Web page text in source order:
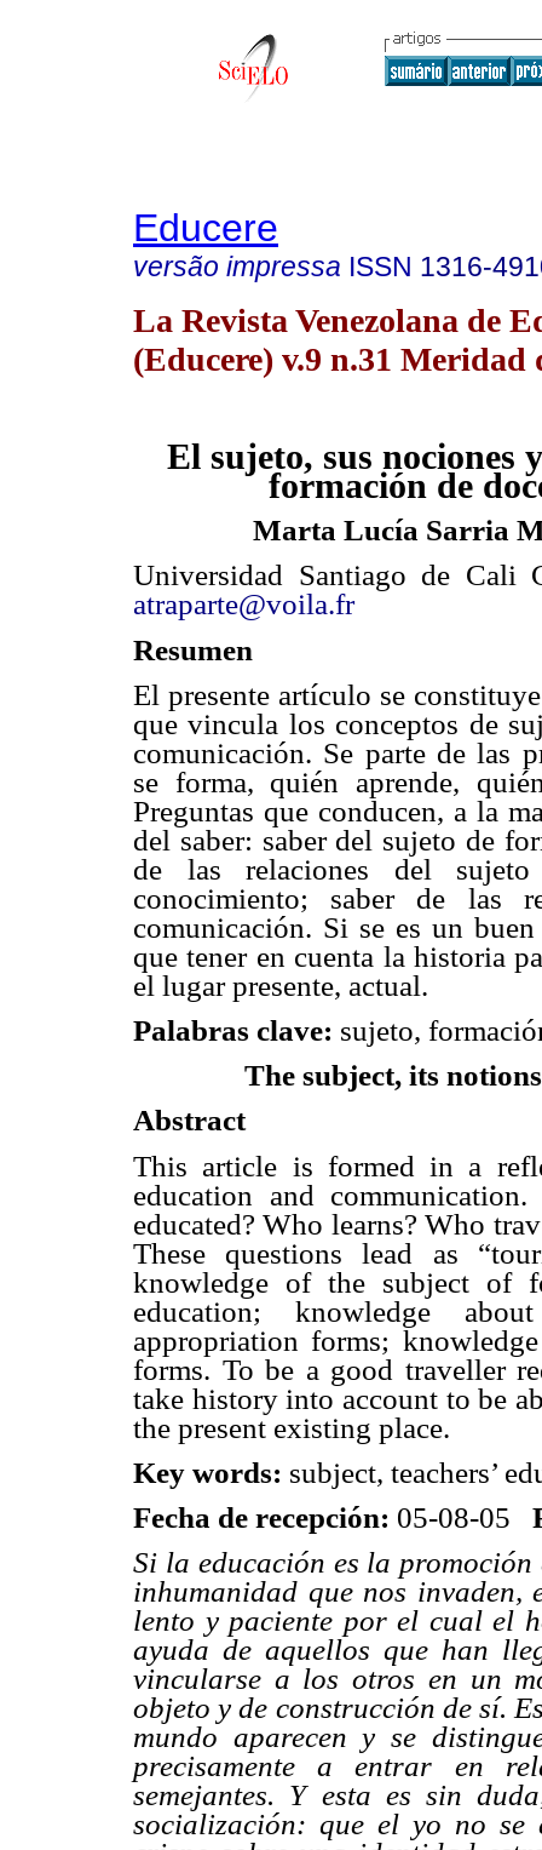
Educere
versão impressa ISSN 1316-
La Revista Venezolana de
(Educere) v.9 n.31 Meridad
El sujeto, sus nociones
formación de
Marta Lucía Sarria
Universidad Santiago de Cali
atraparte@voila.fr
Resumen
El presente artículo se
que vincula los conceptos de
comunicación. Se parte de las
se forma, quién aprende,
Preguntas que conducen, a la
del saber: saber del sujeto de
de las relaciones del
conocimiento; saber de las
comunicación. Si se es un
que tener en cuenta la historia
el lugar presente, actual.
Palabras clave: sujeto,
The subject, its
Abstract
This article is formed in a
education and
educated? Who learns? Who
These questions lead as
knowledge of the subject of
education; knowledge
appropriation forms;
forms. To be a good traveller
take history into account to be
the present existing place.
Key words: subject, teachers’
Fecha de recepción: 05-08-05
Si la educación es la
inhumanidad que nos invaden,
lento y paciente por el cual el
ayuda de aquellos que han
vincularse a los otros en un
objeto y de construcción de sí.
mundo aparecen y se
precisamente a entrar en
semejantes. Y esta es sin
socialización: que el yo no